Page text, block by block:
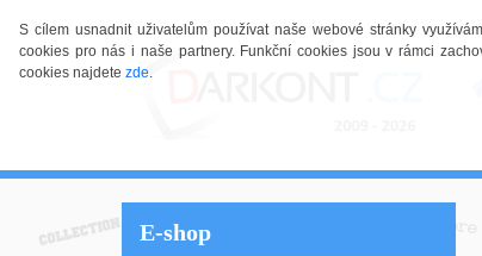
S cílem usnadnit uživatelům používat naše webové stránky
cookies pro nás i naše partnery. Funkční cookies jsou v rámci
cookies najdete zde.
E-shop